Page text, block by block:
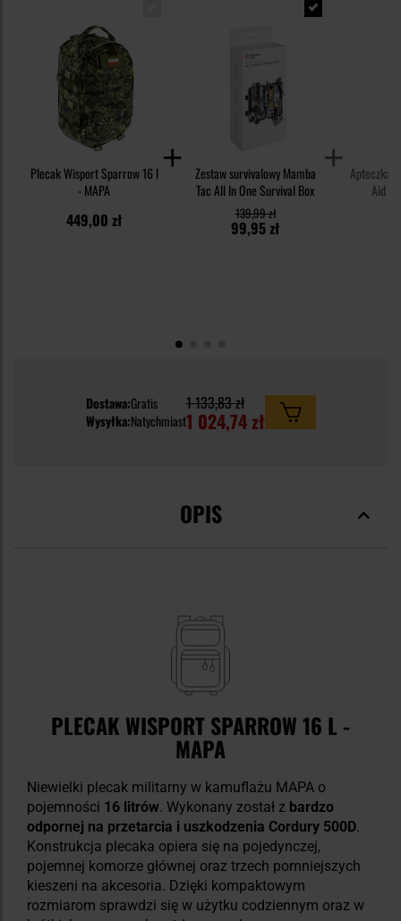
Plecak Wisport Sparrow 16 l
- MAPA
449,00 zł
Zestaw survivalowy Mamba
Tac All In One Survival Box
99,95 zł
139,99 zł
Apteczka
Aid
Dostawa:Gratis
Wysyłka:Natychmiast
1 133,83 zł
1 024,74 zł
OPIS
PLECAK WISPORT SPARROW 16 L -
MAPA
Niewielki plecak militarny w kamuflażu MAPA o
pojemności 16 litrów. Wykonany został z bardzo
odpornej na przetarcia i uszkodzenia Cordury 500D.
Konstrukcja plecaka opiera się na pojedynczej,
pojemnej komorze głównej oraz trzech pomniejszych
kieszeni na akcesoria. Dzięki kompaktowym
rozmiarom sprawdzi się w użytku codziennym oraz w